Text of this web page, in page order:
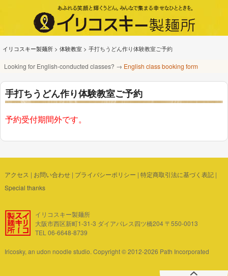
イリコスキー製麺所 > 体験教室 > 手打ちうどん作り体験教室ご予約
Looking for English-conducted classes? → English class booking form
手打ちうどん作り体験教室ご予約
予約受付期間外です。
アクセス | お問い合わせ| プライバシーポリシー | 特定商取引法に基づく表記|
Special thanks
イリコスキー製麺所
大阪市西区新町1-31-3 ダイアパレス四ツ橋204 〒550-0013
TEL 06-6648-8739
Iricosky, an udon noodle studio. Copyright © 2012-2026 Path Incorporated